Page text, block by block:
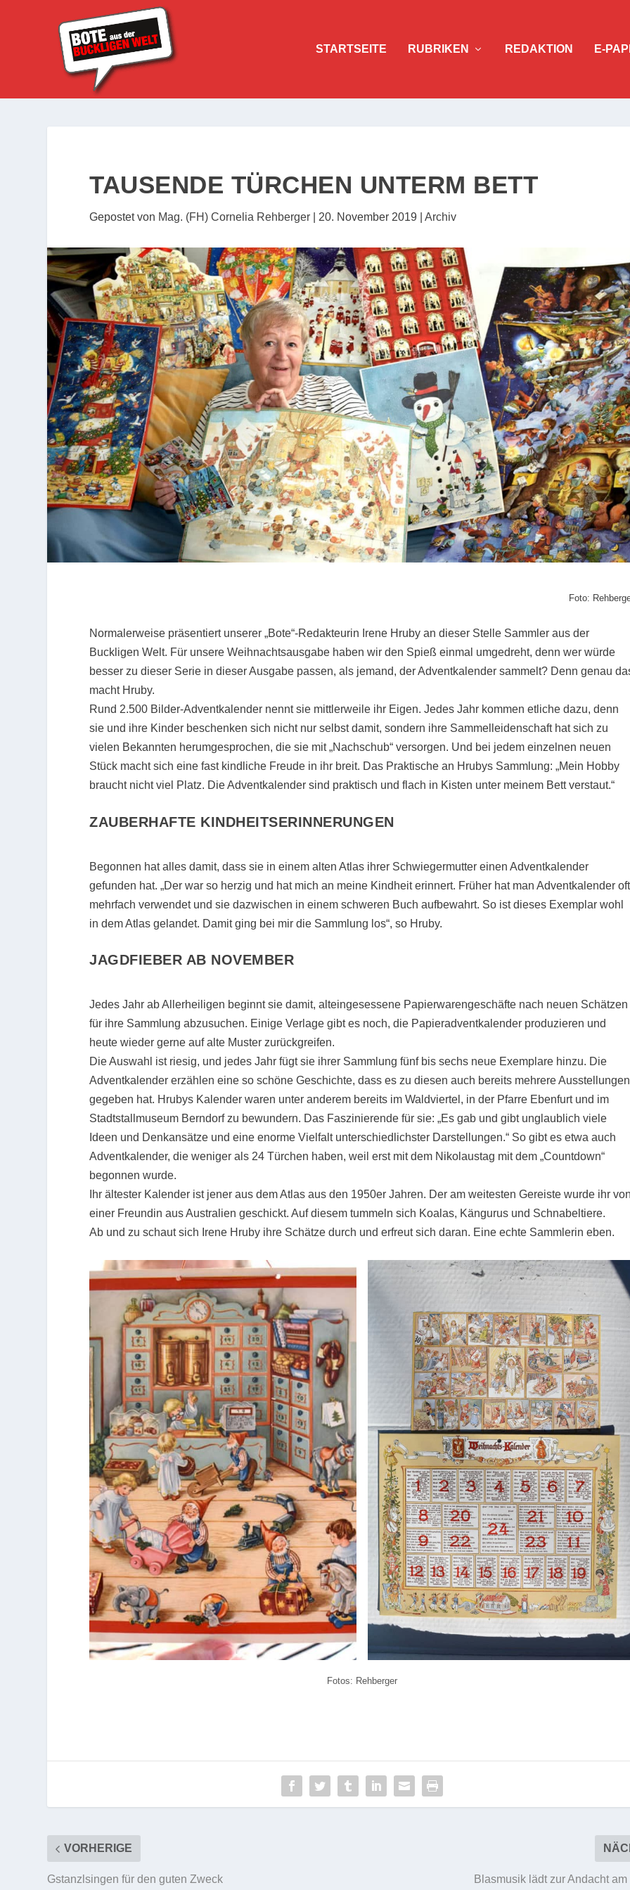
STARTSEITE RUBRIKEN REDAKTION E-
TAUSENDE TÜRCHEN UNTERM BETT
Gepostet von Mag. (FH) Cornelia Rehberger 20. November 2019 |Archiv
Foto:
Normalerweise präsentiert unserer „Bote“-Redakteurin Irene Hruby an dieser Stelle Sammler aus der
Buckligen Welt. Für unsere Weihnachtsausgabe haben wir den Spieß einmal umgedreht, denn wer würde
besser zu dieser Serie in dieser Ausgabe passen, als jemand, der Adventkalender sammelt? Denn genau
macht Hruby.
Rund 2.500 Bilder-Adventkalender nennt sie mittlerweile ihr Eigen. Jedes Jahr kommen etliche dazu, denn
sie und ihre Kinder beschenken sich nicht nur selbst damit, sondern ihre Sammelleidenschaft hat sich zu
vielen Bekannten herumgesprochen, die sie mit „Nachschub“ versorgen. Und bei jedem einzelnen neuen
Stück macht sich eine fast kindliche Freude in ihr breit. Das Praktische an Hrubys Sammlung: „Mein Hobby
braucht nicht viel Platz. Die Adventkalender sind praktisch und flach in Kisten unter meinem Bett verstaut.“
ZAUBERHAFTE KINDHEITSERINNERUNGEN
Begonnen hat alles damit, dass sie in einem alten Atlas ihrer Schwiegermutter einen Adventkalender
gefunden hat. „Der war so herzig und hat mich an meine Kindheit erinnert. Früher hat man Adventkalender oft
mehrfach verwendet und sie dazwischen in einem schweren Buch aufbewahrt. So ist dieses Exemplar wohl
in dem Atlas gelandet. Damit ging bei mir die Sammlung los“, so Hruby.
JAGDFIEBER AB NOVEMBER
Jedes Jahr ab Allerheiligen beginnt sie damit, alteingesessene Papierwarengeschäfte nach neuen Schätzen
für ihre Sammlung abzusuchen. Einige Verlage gibt es noch, die Papieradventkalender produzieren und
heute wieder gerne auf alte Muster zurückgreifen.
Die Auswahl ist riesig, und jedes Jahr fügt sie ihrer Sammlung fünf bis sechs neue Exemplare hinzu. Die
Adventkalender erzählen eine so schöne Geschichte, dass es zu diesen auch bereits mehrere Ausstellungen
gegeben hat. Hrubys Kalender waren unter anderem bereits im Waldviertel, in der Pfarre Ebenfurt und im
Stadtstallmuseum Berndorf zu bewundern. Das Faszinierende für sie: „Es gab und gibt unglaublich viele
Ideen und Denkansätze und eine enorme Vielfalt unterschiedlichster Darstellungen.“ So gibt es etwa auch
Adventkalender, die weniger als 24 Türchen haben, weil erst mit dem Nikolaustag mit dem „Countdown“
begonnen wurde.
Ihr ältester Kalender ist jener aus dem Atlas aus den 1950er Jahren. Der am weitesten Gereiste wurde ihr
einer Freundin aus Australien geschickt. Auf diesem tummeln sich Koalas, Kängurus und Schnabeltiere.
Ab und zu schaut sich Irene Hruby ihre Schätze durch und erfreut sich daran. Eine echte Sammlerin eben.
Fotos: Rehberger
VORHERIGE
Gstanzlsingen für den guten Zweck Blasmusik lädt zur Andacht